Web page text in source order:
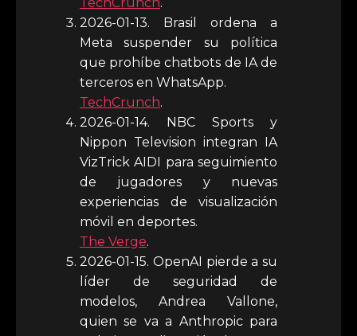
2026-01-13. Brasil ordena a
Meta suspender su política
que prohíbe chatbots de IA de
terceros en WhatsApp.
TechCrunch.
2026-01-14. NBC Sports y
Nippon Television integran IA
VizTrick AIDI para seguimiento
de jugadores y nuevas
experiencias de visualización
móvil en deportes.
The Verge.
2026-01-15. OpenAI pierde a su
líder de seguridad de
modelos, Andrea Vallone,
quien se va a Anthropic para